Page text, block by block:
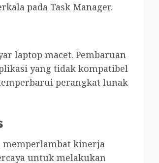
pada Task Manager.
laptop macet. Pembaruan
yang tidak kompatibel
perangkat lunak
memperlambat kinerja
untuk melakukan